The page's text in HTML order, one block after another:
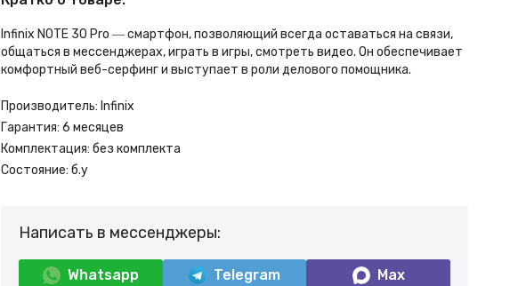
Infinix NOTE 30 Pro ― смартфон, позволяющий всегда оставаться на связи,
общаться в мессенджерах, играть в игры, смотреть видео. Он обеспечивает
комфортный веб-серфинг и выступает в роли делового помощника.
Производитель: Infinix
Гарантия: 6 месяцев
Комплектация: без комплекта
Состояние: б.у
Написать в мессенджеры:
Whatsapp Telegram Max